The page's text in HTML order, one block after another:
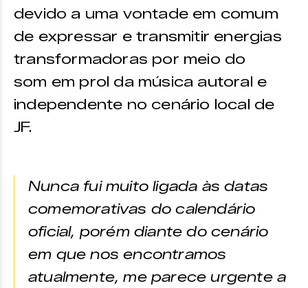
devido a uma vontade em comum
de expressar e transmitir energias
transformadoras por meio do
som em prol da música autoral e
independente no cenário local de
JF.
Nunca fui muito ligada às datas
comemorativas do calendário
oficial, porém diante do cenário
em que nos encontramos
atualmente, me parece urgente a